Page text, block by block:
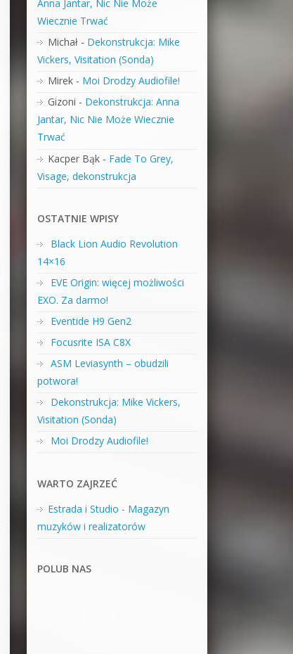
Anna Jantar, Nic Nie Może
Wiecznie Trwać
Michał- Dekonstrukcja: Mike
Vickers, Visitation (Sonda)
Mirek- Moi Drodzy Audiofile!
Gizoni - Dekonstrukcja: Anna
Jantar, Nic Nie Może Wiecznie
Trwać
Kacper Bąk- Fade To Grey,
Visage, dekonstrukcja
OSTATNIE WPISY
Black Lion Audio Revolution
14×16
EVE Origin: więcej możliwości
EXO. Za darmo!
Eventide H9 Gen2
Focusrite ISA C8X
ASM Leviasynth – obudzili
potwora!
Dekonstrukcja: Mike Vickers,
Visitation (Sonda)
Moi Drodzy Audiofile!
WARTO ZAJRZEĆ
Estrada i Studio - Magazyn
muzyków i realizatorów
POLUB NAS